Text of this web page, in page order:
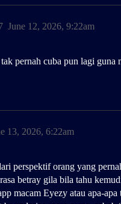
June 12, 2026, 9:22am
pernah cuba pun lagi guna
13, 2026, 6:22am
perspektif orang yang
betray gila bila tahu
macam Eyezy atau apa-apa